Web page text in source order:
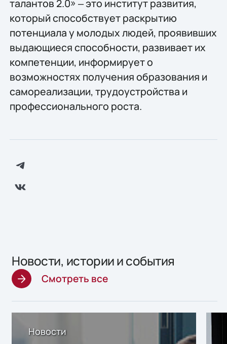
талантов 2.0» ‒ это институт развития,
который способствует раскрытию
потенциала у молодых людей, проявивших
выдающиеся способности, развивает их
компетенции, информирует о
возможностях получения образования и
самореализации, трудоустройства и
профессионального роста.
Новости, истории и события
Смотреть все
Новости